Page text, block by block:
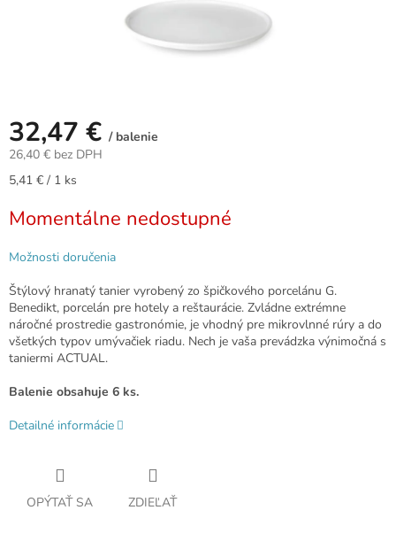
32,47 € / balenie
26,40 € bez DPH
Jednotková
5,41 € / 1 ks
Momentálne nedostupné
Možnosti doručenia
Štýlový hranatý tanier vyrobený zo špičkového porcelánu G.
Benedikt, porcelán pre hotely a reštaurácie. Zvládne extrémne
náročné prostredie gastronómie, je vhodný pre mikrovlnné rúry a do
všetkých typov umývačiek riadu. Nech je vaša prevádzka výnimočná s
taniermi ACTUAL.
Balenie obsahuje 6 ks.
Detailné informácie
OPÝTAŤ SA ZDIEĽAŤ